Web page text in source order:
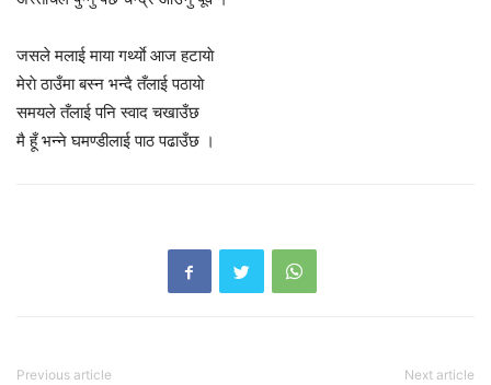
जसले मलाई माया गर्थ्याे आज हटायाे
मेराे ठाउँमा बस्न भन्दै तँलाई पठायाे
समयले तँलाई पनि स्वाद चखाउँछ
मै हूँ भन्ने घमण्डीलाई पाठ पढाउँछ ।
Previous article Next article